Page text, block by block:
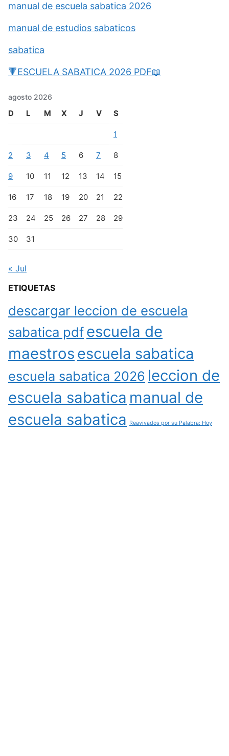
manual de escuela sabatica 2026
manual de estudios sabaticos
sabatica
🔻ESCUELA SABATICA 2026 PDF📖
agosto 2026
D L M X J V S
1
2 3 4 5 6 7 8
9 10 11 12 13 14 15
16 17 18 19 20 21 22
23 24 25 26 27 28 29
30 31
« Jul
ETIQUETAS
descargar leccion de escuela
sabatica pdfescuela de
maestros escuela sabatica
escuela sabatica 2026 leccion de
escuela sabatica manual de
escuela sabatica
Reavivados por su Palabra: Hoy